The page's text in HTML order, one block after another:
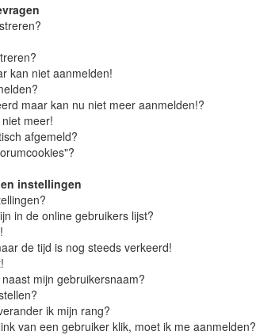
kan niet aanmelden!
maar kan nu niet meer aanmelden!?
meer!
afgemeld?
instellingen
in de online gebruikers lijst?
de tijd is nog steeds verkeerd!
mijn gebruikersnaam?
ik mijn rang?
van een gebruiker klik, moet ik me aanmelden?